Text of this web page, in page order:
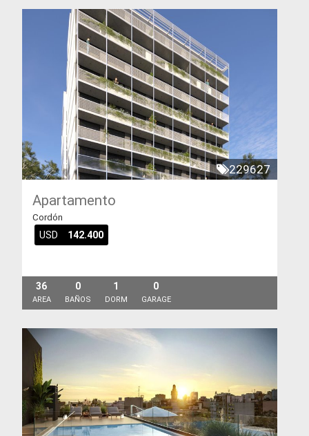
229627
Apartamento
Cordón
USD 142.400
36
AREA
0
BAÑOS
1
DORM
0
GARAGE